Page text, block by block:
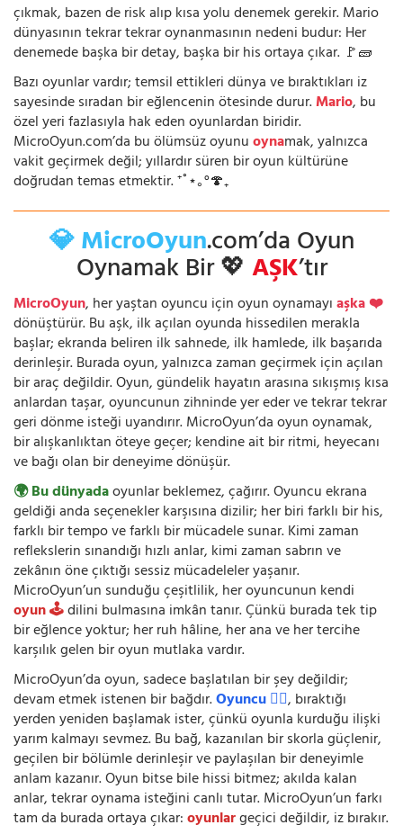
çıkmak, bazen de risk alıp kısa yolu denemek gerekir. Mario
dünyasının tekrar tekrar oynanmasının nedeni budur: Her
denemede başka bir detay, başka bir his ortaya çıkar. 🚩🧱
Bazı oyunlar vardır; temsil ettikleri dünya ve bıraktıkları iz
sayesinde sıradan bir eğlencenin ötesinde durur.Mario, bu
özel yeri fazlasıyla hak eden oyunlardan biridir.
MicroOyun.com’da bu ölümsüz oyunuoynamak, yalnızca
vakit geçirmek değil; yıllardır süren bir oyun kültürüne
doğrudan temas etmektir. ⁺˚⋆｡°🍄₊
💎 MicroOyun.com’da Oyun
Oynamak Bir 💖AŞK’tır
MicroOyun, her yaştan oyuncu için oyun oynamayıaşka ❤️
dönüştürür. Bu aşk, ilk açılan oyunda hissedilen merakla
başlar; ekranda beliren ilk sahnede, ilk hamlede, ilk başarıda
derinleşir. Burada oyun, yalnızca zaman geçirmek için açılan
bir araç değildir. Oyun, gündelik hayatın arasına sıkışmış kısa
anlardan taşar, oyuncunun zihninde yer eder ve tekrar tekrar
geri dönme isteği uyandırır. MicroOyun’da oyun oynamak,
bir alışkanlıktan öteye geçer; kendine ait bir ritmi, heyecanı
ve bağı olan bir deneyime dönüşür.
🌍 Bu dünyadaoyunlar beklemez, çağırır. Oyuncu ekrana
geldiği anda seçenekler karşısına dizilir; her biri farklı bir his,
farklı bir tempo ve farklı bir mücadele sunar. Kimi zaman
reflekslerin sınandığı hızlı anlar, kimi zaman sabrın ve
zekânın öne çıktığı sessiz mücadeleler yaşanır.
MicroOyun’un sunduğu çeşitlilik, her oyuncunun kendi
oyun 🕹️dilini bulmasına imkân tanır. Çünkü burada tek tip
bir eğlence yoktur; her ruh hâline, her ana ve her tercihe
karşılık gelen bir oyun mutlaka vardır.
MicroOyun’da oyun, sadece başlatılan bir şey değildir;
devam etmek istenen bir bağdır.Oyuncu 🧍‍♂️, bıraktığı
yerden yeniden başlamak ister, çünkü oyunla kurduğu ilişki
yarım kalmayı sevmez. Bu bağ, kazanılan bir skorla güçlenir,
geçilen bir bölümle derinleşir ve paylaşılan bir deneyimle
anlam kazanır. Oyun bitse bile hissi bitmez; akılda kalan
anlar, tekrar oynama isteğini canlı tutar. MicroOyun’un farkı
tam da burada ortaya çıkar:oyunlargeçici değildir, iz bırakır.